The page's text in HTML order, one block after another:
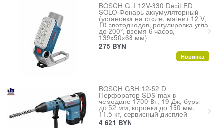
BOSCH GLI 12V-330 DeciLED
SOLO Фонарь аккумуляторный
(установка на столе, магнит 12 V,
10 светодиодов, регулировка угла
до 200°, время 6 часов,
139x50x68 мм)
275 BYN
Новинка
BOSCH GBH 12-52 D
Перфоратор SDS-max в
чемодане 1700 Вт, 19 Дж, буры
до 52 мм, коронки до 150 мм,
11.5 кг, сервисный дисплей
4 621 BYN